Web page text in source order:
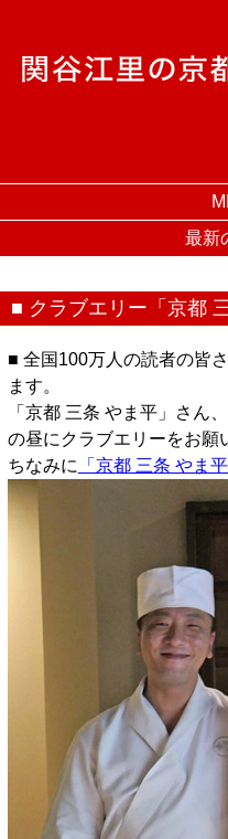
最新
■ クラブエリー「京都
■ 全国100万人の読者の皆
ます。
「京都 三条 やま平」さん
の昼にクラブエリーをお願
ちなみに
「京都 三条 やま